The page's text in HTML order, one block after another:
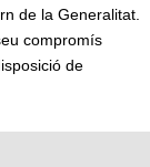
de la Generalitat.
compromís
de